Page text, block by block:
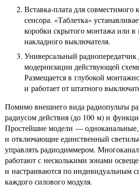
Вставка-плата для совместимого
сенсора. «Таблетка»
коробки скрытого монтажа или в
накладного выключателя.
Универсальный радиопередатчик
модернизации действующей
Размещается в глубокой
и работает от штатного
Помимо внешнего вида радиопульты
радиусом действия (до 100 м) и
Простейшие модели —
и отключающие единственный
управлять радиодиммером.
работают с несколькими зонами
и настраиваются по индивидуальным
каждого силового модуля.